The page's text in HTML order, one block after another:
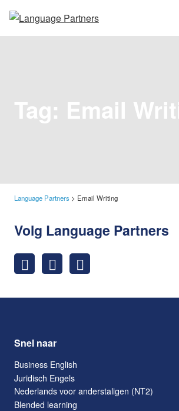
Tag: Email
Language Partners > Email Writing
Volg Language Partners
Snel naar
Business English
Juridisch Engels
Nederlands voor anderstaligen (NT2)
Blended learning